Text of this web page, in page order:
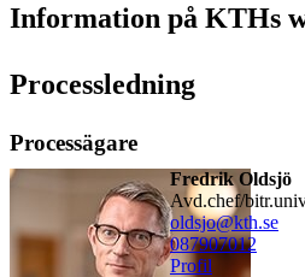
Information på KTHs
Processledning
Processägare
Fredrik Oldsjö
avd.chef/
oldsjo@kth.se
087907012
Profil